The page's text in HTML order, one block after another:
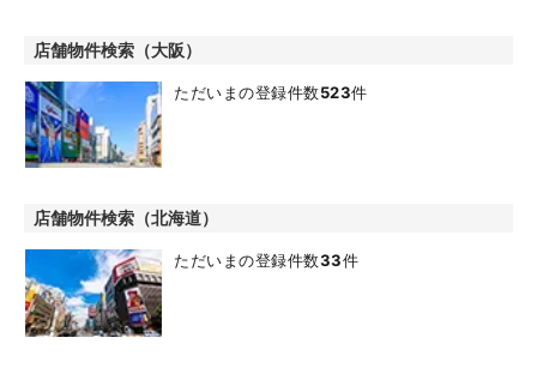
店舗物件検索（大阪）
ただいまの登録件数523件
店舗物件検索（北海道）
ただいまの登録件数33件